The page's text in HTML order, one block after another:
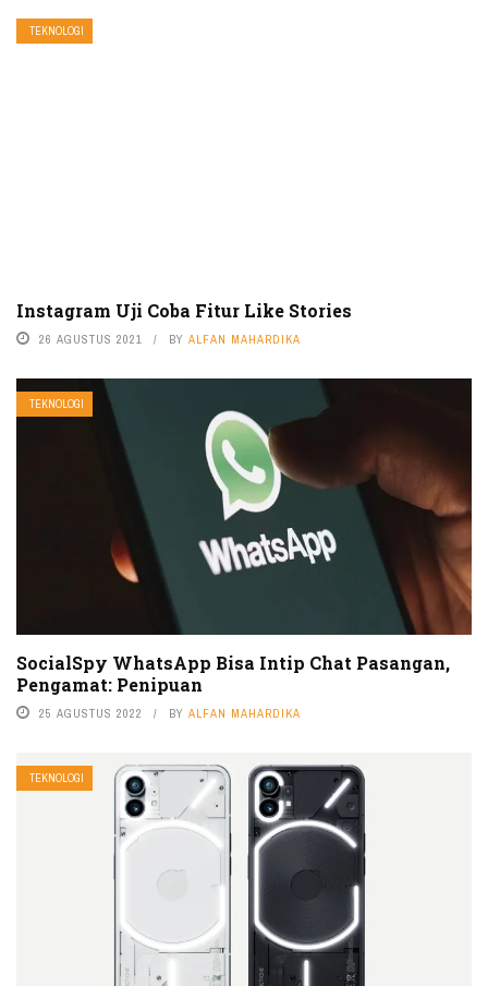
TEKNOLOGI
Instagram Uji Coba Fitur Like Stories
26 AGUSTUS 2021 BY ALFAN MAHARDIKA
TEKNOLOGI
SocialSpy WhatsApp Bisa Intip Chat Pasangan,
Pengamat: Penipuan
25 AGUSTUS 2022 BY ALFAN MAHARDIKA
TEKNOLOGI